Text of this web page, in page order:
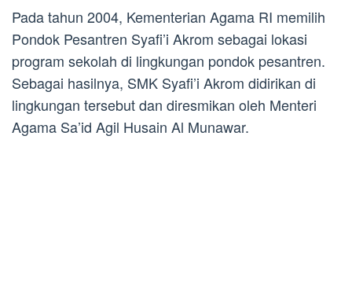
Pada tahun 2004, Kementerian Agama RI memilih
Pondok Pesantren Syafi’i Akrom sebagai lokasi
program sekolah di lingkungan pondok pesantren.
Sebagai hasilnya, SMK Syafi’i Akrom didirikan di
lingkungan tersebut dan diresmikan oleh Menteri
Agama Sa’id Agil Husain Al Munawar.